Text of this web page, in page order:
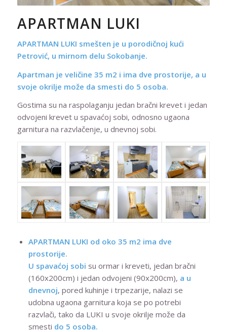
APARTMAN LUKI
APARTMAN LUKI smešten je u porodičnoj kući
Petrović, u mirnom delu Sokobanje.
Apartman je veličine 35 m2 i ima dve prostorije, a u
svoje okrilje može da smesti do 5 osoba.
Gostima su na raspolaganju jedan bračni krevet i jedan
odvojeni krevet u spavaćoj sobi, odnosno ugaona
garnitura na razvlačenje, u dnevnoj sobi.
APARTMAN LUKI od oko 35 m2 ima dve
prostorije.
U spavaćoj sobi su ormar i kreveti, jedan bračni
(160x200cm) i jedan odvojeni (90x200cm), a u
dnevnoj, pored kuhinje i trpezarije, nalazi se
udobna ugaona garnitura koja se po potrebi
razvlači, tako da LUKI u svoje okrilje može da
smesti do 5 osoba.